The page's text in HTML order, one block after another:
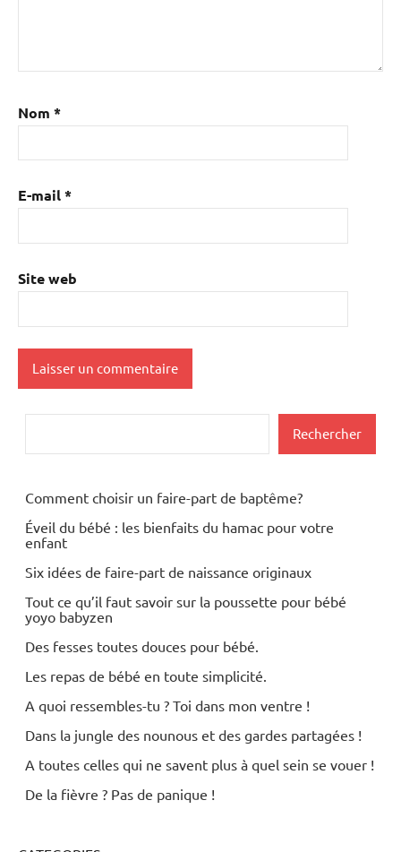
Nom *
E-mail*
Site web
Rechercher
Comment choisir un faire-part de baptême?
Éveil du bébé : les bienfaits du hamac pour votre
enfant
Six idées de faire-part de naissance originaux
Tout ce qu’il faut savoir sur la poussette pour bébé
yoyo babyzen
Des fesses toutes douces pour bébé.
Les repas de bébé en toute simplicité.
A quoi ressembles-tu ? Toi dans mon ventre !
Dans la jungle des nounous et des gardes partagées !
A toutes celles qui ne savent plus à quel sein se vouer !
De la fièvre ? Pas de panique !